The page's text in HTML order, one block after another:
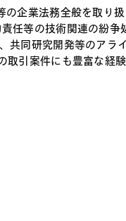
企業法務全般を取り扱
任等の技術関連の紛争
共同研究開発等のアラ
取引案件にも豊富な経